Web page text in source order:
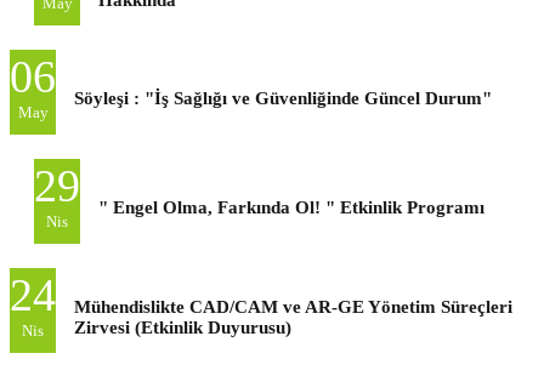
06
May
Söyleşi : "İş Sağlığı ve Güvenliğinde Güncel Durum"
29
Nis
" Engel Olma, Farkında Ol! " Etkinlik Programı
24
Nis
Mühendislikte CAD/CAM ve AR-GE Yönetim Süreçleri
Zirvesi (Etkinlik Duyurusu)